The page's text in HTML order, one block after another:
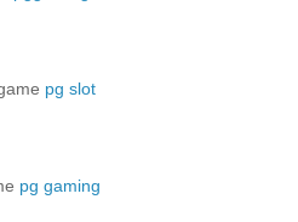
pg slot
pg gaming